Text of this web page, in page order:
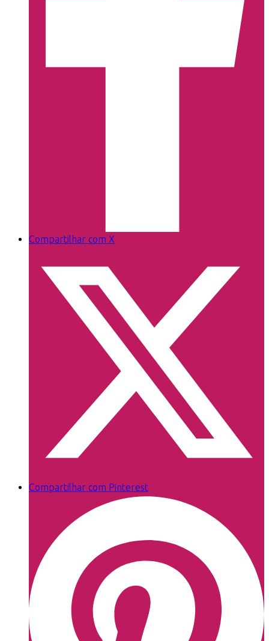
Compartilhar com X
Compartilhar com Pinterest